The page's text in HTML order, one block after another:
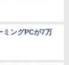
ミングPCが7万